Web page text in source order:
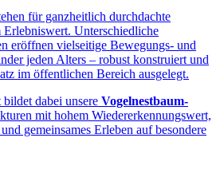
für ganzheitlich durchdachte
Erlebniswert. Unterschiedliche
eröffnen vielseitige Bewegungs- und
jeden Alters – robust konstruiert und
im öffentlichen Bereich ausgelegt.
dabei unsere Vogelnestbaum-
mit hohem Wiedererkennungswert,
gemeinsames Erleben auf besondere